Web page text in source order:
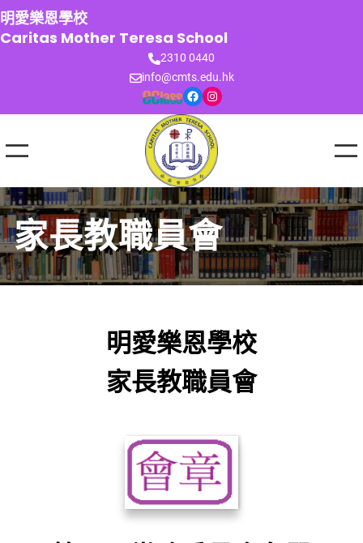
跳
至
主
明愛樂恩學校
Caritas Mother Teresa School
2310 0440
info@cmts.edu.hk
Facebook Instagram
家長教職員會
明愛樂恩學校
家長教職員會